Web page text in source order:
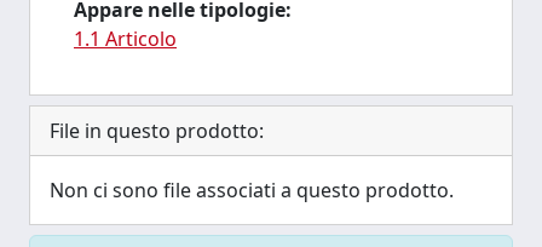
Appare nelle tipologie:
1.1 Articolo
File in questo prodotto:
Non ci sono file associati a questo prodotto.